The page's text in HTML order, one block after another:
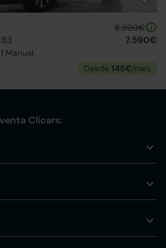
Manual
8.990€
7.590€
Desde 145€/mes
Clicars: